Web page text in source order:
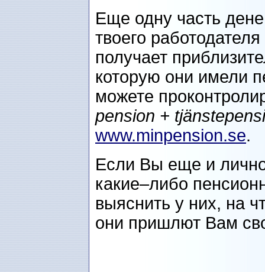
Еще одну часть
твоего работодателя
получает
которую они имели
можете
pension +
www.minpension.se.
Если Вы еще и
какие–либо
выяснить у них, на
они пришлют Вам